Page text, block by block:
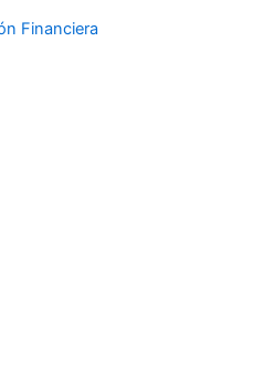
Financiera